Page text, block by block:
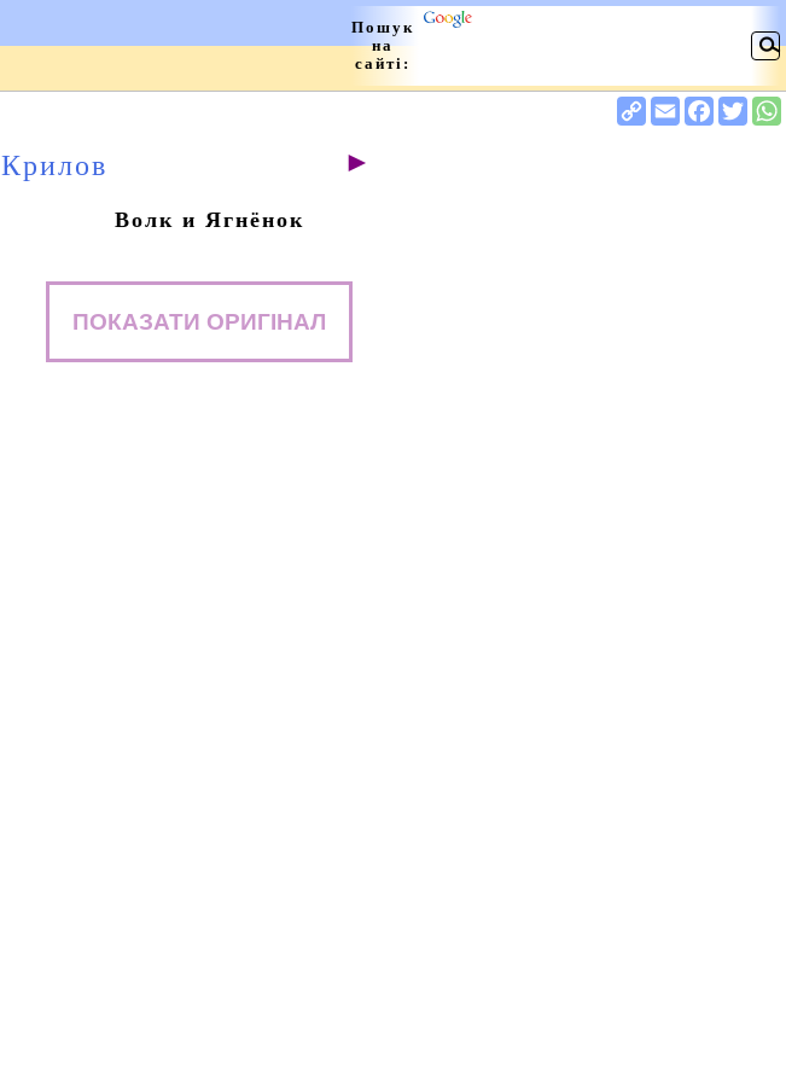
Крилов ►
Волк и Ягнёнок
ПОКАЗАТИ ОРИГІНАЛ